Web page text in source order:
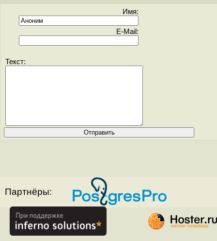
Имя:
E-Mail:
Текст:
Партнёры: